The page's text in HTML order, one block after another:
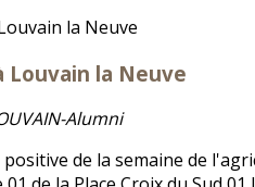
Louvain la Neuve
Alumni
positive de la semaine de